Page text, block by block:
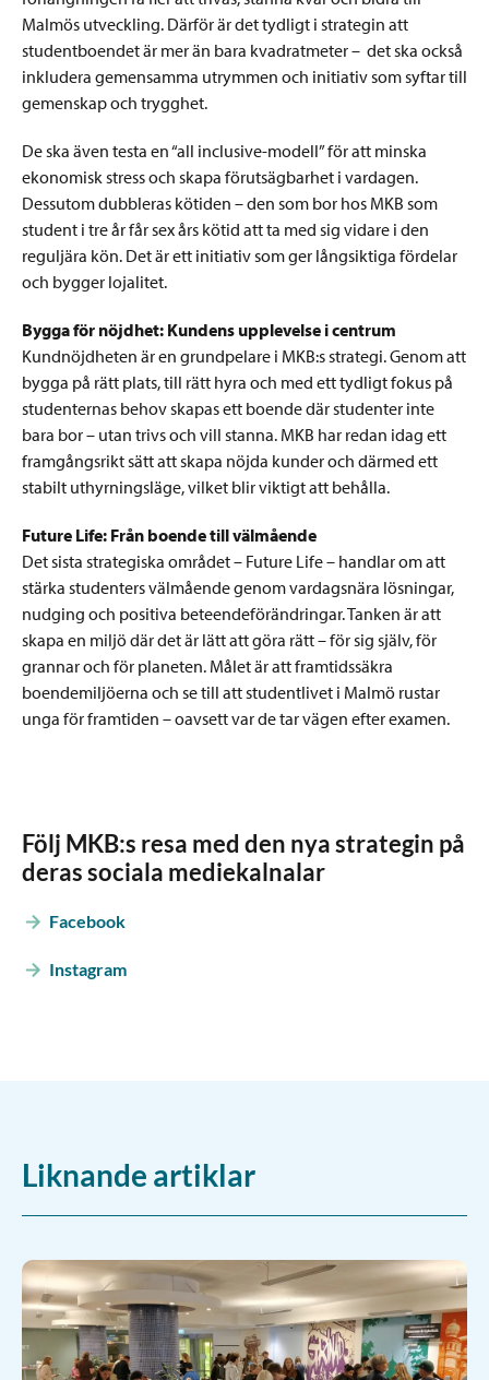
Malmös utveckling. Därför är det tydligt i strategin att
studentboendet är mer än bara kvadratmeter – det ska också
inkludera gemensamma utrymmen och initiativ som syftar till
gemenskap och trygghet.
De ska även testa en “all inclusive-modell” för att minska
ekonomisk stress och skapa förutsägbarhet i vardagen.
Dessutom dubbleras kötiden – den som bor hos MKB som
student i tre år får sex års kötid att ta med sig vidare i den
reguljära kön. Det är ett initiativ som ger långsiktiga fördelar
och bygger lojalitet.
Bygga för nöjdhet: Kundens upplevelse i centrum
Kundnöjdheten är en grundpelare i MKB:s strategi. Genom att
bygga på rätt plats, till rätt hyra och med ett tydligt fokus på
studenternas behov skapas ett boende där studenter inte
bara bor – utan trivs och vill stanna. MKB har redan idag ett
framgångsrikt sätt att skapa nöjda kunder och därmed ett
stabilt uthyrningsläge, vilket blir viktigt att behålla.
Future Life: Från boende till välmående
Det sista strategiska området – Future Life – handlar om att
stärka studenters välmående genom vardagsnära lösningar,
nudging och positiva beteendeförändringar. Tanken är att
skapa en miljö där det är lätt att göra rätt – för sig själv, för
grannar och för planeten. Målet är att framtidssäkra
boendemiljöerna och se till att studentlivet i Malmö rustar
unga för framtiden – oavsett var de tar vägen efter examen.
Följ MKB:s resa med den nya strategin på
deras sociala mediekalnalar
Facebook
Instagram
Liknande artiklar